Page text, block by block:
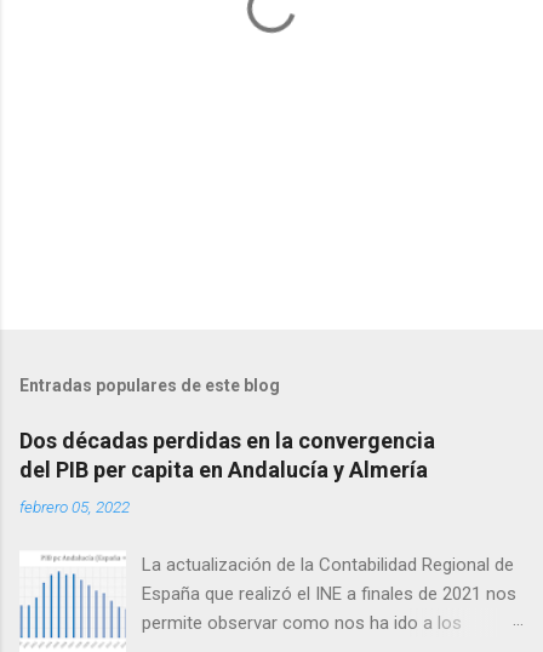
Entradas populares de este blog
Dos décadas perdidas en la convergencia
del PIB per capita en Andalucía y Almería
febrero 05, 2022
La actualización de la Contabilidad Regional de
España que realizó el INE a finales de 2021 nos
permite observar como nos ha ido a los